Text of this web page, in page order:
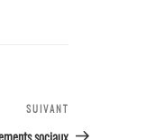
suivant
SUIVANT